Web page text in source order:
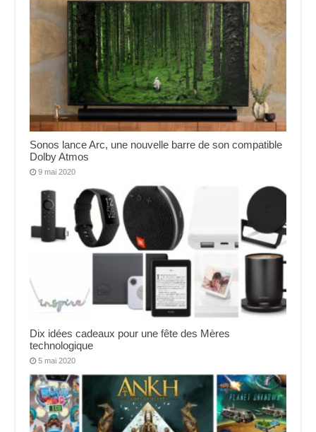
Sonos lance Arc, une nouvelle barre de son compatible
Dolby Atmos
9 mai 2020
Dix idées cadeaux pour une fête des Mères
technologique
5 mai 2020